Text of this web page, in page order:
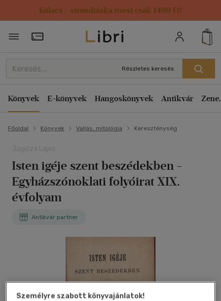
Kulacs / strandtáska most csak 1499 Ft!
Törzsvásárlói Kártya adatai
Részletes keresés
Könyvek E-könyvek Hangoskönyvek Antikvár
Főoldal Könyvek Vallás, mitológia Kereszténység
Isten igéje szent beszédekben -
Egyházszónoklati folyóirat XIX.
évfolyam
Antikvár partner
Személyre szabott könyvajánlatok!